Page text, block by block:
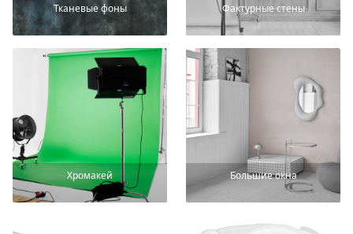
Тканевые фоны Фактурные стены
Хромакей Большие окна